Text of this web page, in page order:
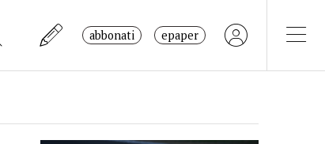
abbonati epaper